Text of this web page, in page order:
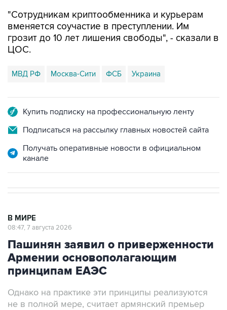
"Сотрудникам криптообменника и курьерам
вменяется соучастие в преступлении. Им
грозит до 10 лет лишения свободы", - сказали в
ЦОС.
МВД РФ Москва-Сити ФСБ Украина
Купить подписку на профессиональную ленту
Подписаться на рассылку главных новостей сайта
Получать оперативные новости в официальном
канале
В МИРЕ
08:47, 7 августа 2026
Пашинян заявил о приверженности
Армении основополагающим
принципам ЕАЭС
Однако на практике эти принципы реализуются
не в полной мере, считает армянский премьер